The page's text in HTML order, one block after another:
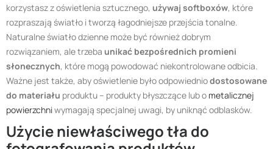
korzystasz z oświetlenia sztucznego, używaj softboxów, które
rozpraszają światło i tworzą łagodniejsze przejścia tonalne.
Naturalne światło dzienne może być również dobrym
rozwiązaniem, ale trzeba unikać bezpośrednich promieni
słonecznych, które mogą powodować niekontrolowane odbicia.
Ważne jest także, aby oświetlenie było odpowiedniodostosowane
do materiału produktu – produkty błyszczące lub o metalicznej
powierzchniwymagają specjalnej uwagi, by uniknąć odblasków.
Użycie niewłaściwego tła do